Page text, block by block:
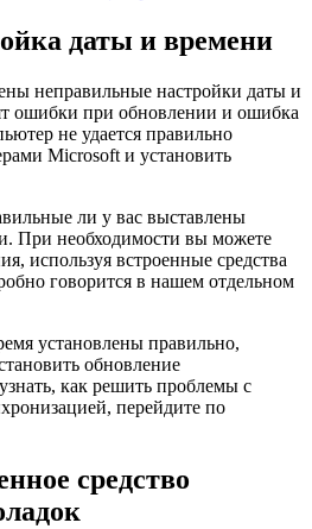
даты и времени
неправильные настройки даты и
ошибки при обновлении и ошибка
не удается правильно
Microsoft и установить
ли у вас выставлены
При необходимости вы можете
используя встроенные средства
говорится в нашем отдельном
установлены правильно,
обновление
как решить проблемы с
перейдите по
средство